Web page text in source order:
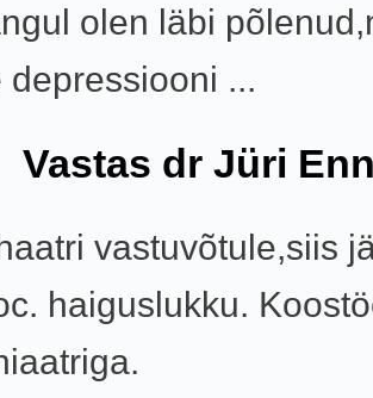
olen läbi
depressiooni ...
Vastas dr Jüri
vastuvõtule,siis
haiguslukku.